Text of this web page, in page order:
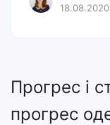
18.08.2020
Прогрес і
прогрес